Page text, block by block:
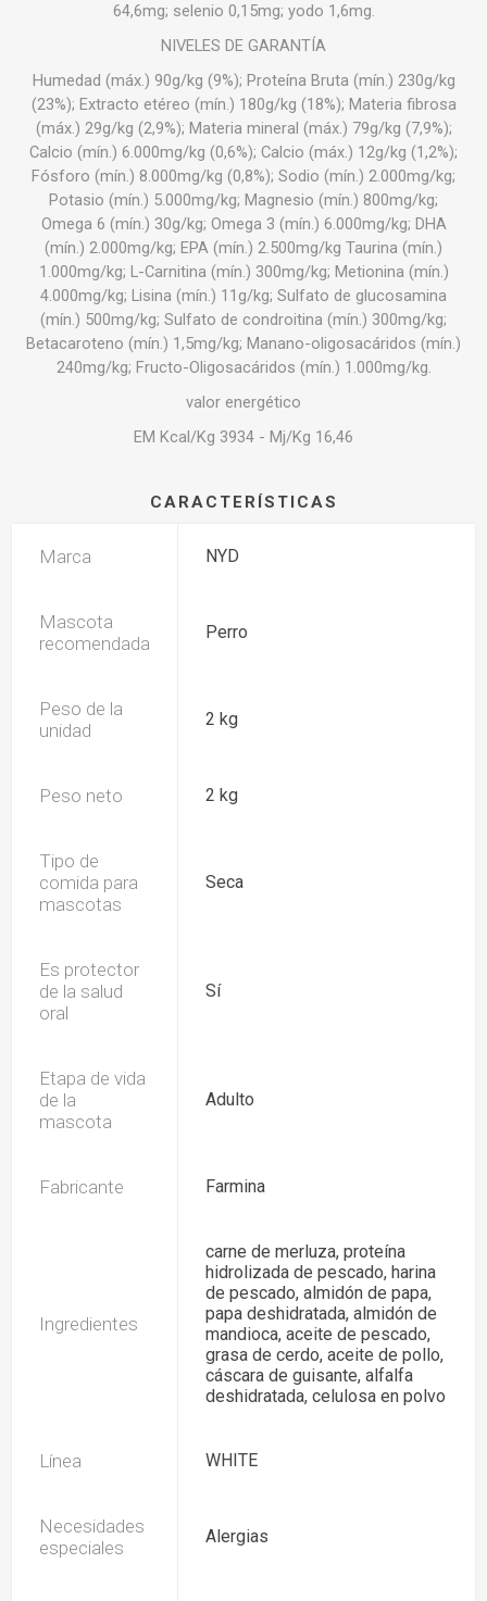
64,6mg; selenio 0,15mg; yodo 1,6mg.
NIVELES DE GARANTÍA
Humedad (máx.) 90g/kg (9%); Proteína Bruta (mín.) 230g/kg
(23%); Extracto etéreo (mín.) 180g/kg (18%); Materia fibrosa
(máx.) 29g/kg (2,9%); Materia mineral (máx.) 79g/kg (7,9%);
Calcio (mín.) 6.000mg/kg (0,6%); Calcio (máx.) 12g/kg (1,2%);
Fósforo (mín.) 8.000mg/kg (0,8%); Sodio (mín.) 2.000mg/kg;
Potasio (mín.) 5.000mg/kg; Magnesio (mín.) 800mg/kg;
Omega 6 (mín.) 30g/kg; Omega 3 (mín.) 6.000mg/kg; DHA
(mín.) 2.000mg/kg; EPA (mín.) 2.500mg/kg Taurina (mín.)
1.000mg/kg; L-Carnitina (mín.) 300mg/kg; Metionina (mín.)
4.000mg/kg; Lisina (mín.) 11g/kg; Sulfato de glucosamina
(mín.) 500mg/kg; Sulfato de condroitina (mín.) 300mg/kg;
Betacaroteno (mín.) 1,5mg/kg; Manano-oligosacáridos (mín.)
240mg/kg; Fructo-Oligosacáridos (mín.) 1.000mg/kg.
valor energético
EM Kcal/Kg 3934 - Mj/Kg 16,46
CARACTERÍSTICAS
Marca NYD
Mascota
recomendada
Perro
Peso de la
unidad
2 kg
Peso neto 2 kg
Tipo de
comida para
mascotas
Seca
Es protector
de la salud
oral
Sí
Etapa de vida
de la
mascota
Adulto
Fabricante Farmina
Ingredientes
carne de merluza, proteína
hidrolizada de pescado, harina
de pescado, almidón de papa,
papa deshidratada, almidón de
mandioca, aceite de pescado,
grasa de cerdo, aceite de pollo,
cáscara de guisante, alfalfa
deshidratada, celulosa en polvo
Línea WHITE
Necesidades
especiales
Alergias